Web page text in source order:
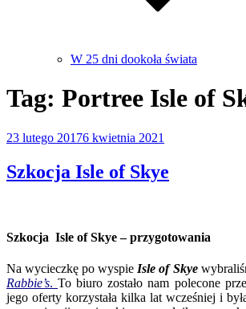
W 25 dni dookoła świata
Tag: Portree Isle of
Opublikowane
23 lutego 20176 kwietnia 2021
Szkocja Isle of Skye
Szkocja Isle of Skye – przygotowania
Na wycieczkę po wyspie Isle of Skye
Rabbie’s.To biuro zostało nam polecone
jego oferty korzystała kilka lat wcześniej i